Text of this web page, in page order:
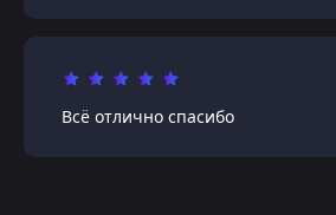
Всё отлично спасибо